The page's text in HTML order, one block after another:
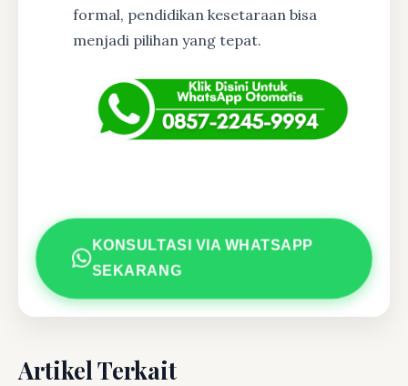
formal, pendidikan kesetaraan bisa
menjadi pilihan yang tepat.
KONSULTASI VIA WHATSAPP
SEKARANG
Artikel Terkait